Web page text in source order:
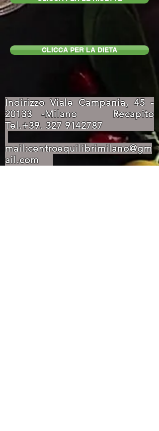
CLICCA PER LA DIETA
Indirizzo Viale Campania,45 -
20133-Milano Recapito
Tel.+39. 327 9142787
mail:centroequilibrimilano@gm
ail.com